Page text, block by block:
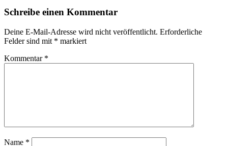
Schreibe einen Kommentar
Deine E-Mail-Adresse wird nicht veröffentlicht. Erforderliche
Felder sind mit * markiert
Kommentar *
Name *